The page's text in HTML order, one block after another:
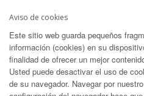
Aviso de cookies
Este sitio web guarda pequeños
información (cookies) en su
finalidad de ofrecer un mejor
Usted puede desactivar el uso de
de su navegador. Navegar por